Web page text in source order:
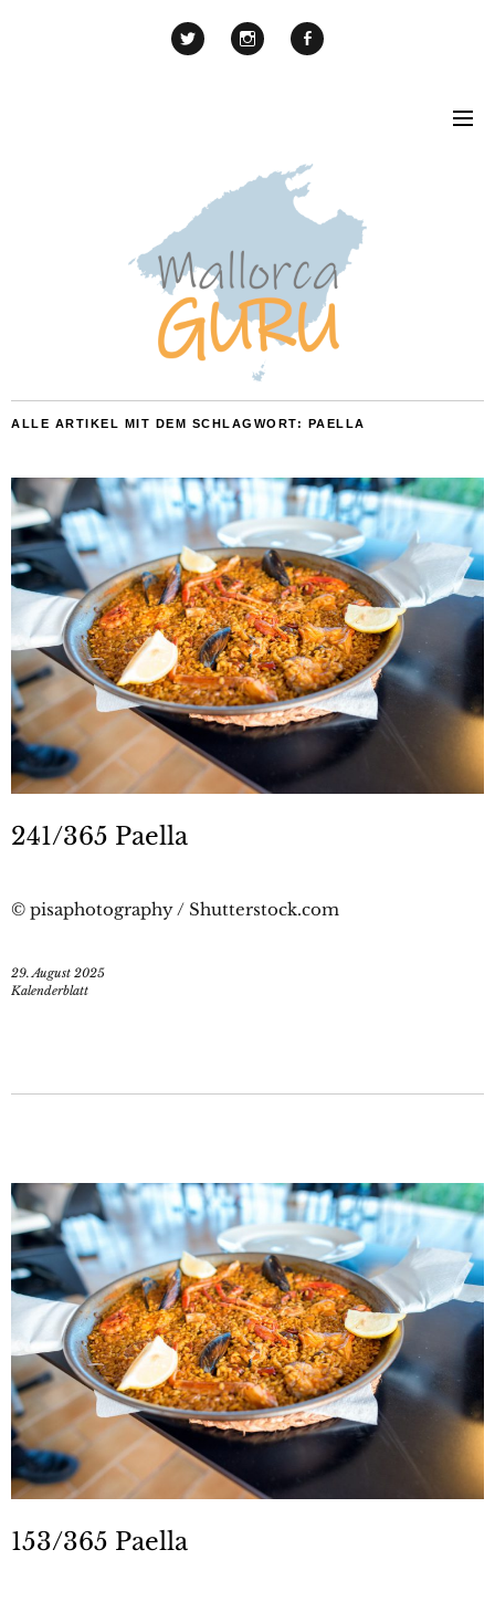
ALLE ARTIKEL MIT DEM SCHLAGWORT: PAELLA
241/365 Paella
© pisaphotography / Shutterstock.com
29. August 2025
Kalenderblatt
153/365 Paella